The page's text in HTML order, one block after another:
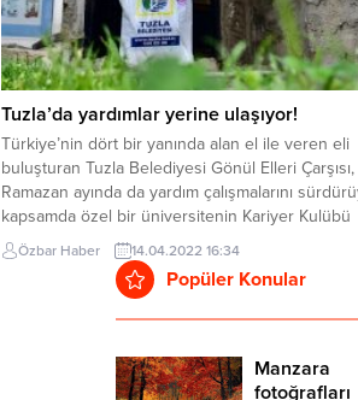
Tuzla’da yardımlar yerine ulaşıyor!
Türkiye’nin dört bir yanında alan el ile veren eli
buluşturan Tuzla Belediyesi Gönül Elleri Çarşısı,
Ramazan ayında da yardım çalışmalarını
kapsamda özel bir üniversitenin Kariyer Kulübü
öğrencileri, Tuzla Belediyesi Gönül Elleri Çarşısı
ile 90 ailenin yüzünü güldürdü Türkiye’nin dört
yanında alan el il veren eli buluşturan...
Özbar Haber 14.04.2022 16:34
Popüler Konular
Manzara
fotoğrafları